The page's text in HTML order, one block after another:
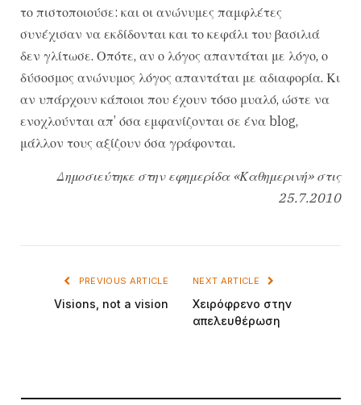
το πιστοποιούσε: και οι ανώνυμες παμφλέτες
συνέχισαν να εκδίδονται και το κεφάλι του βασιλιά
δεν γλίτωσε. Οπότε, αν ο λόγος απαντάται με λόγο, ο
δύσοσμος ανώνυμος λόγος απαντάται με αδιαφορία. Κι
αν υπάρχουν κάποιοι που έχουν τόσο μυαλό, ώστε να
ενοχλούνται απ’ όσα εμφανίζονται σε ένα blog,
μάλλον τους αξίζουν όσα γράφονται.
Δημοσιεύτηκε στην εφημερίδα «Καθημερινή» στις
25.7.2010
PREVIOUS ARTICLE
Visions, not a vision
NEXT ARTICLE
Χειρόφρενο στην
απελευθέρωση